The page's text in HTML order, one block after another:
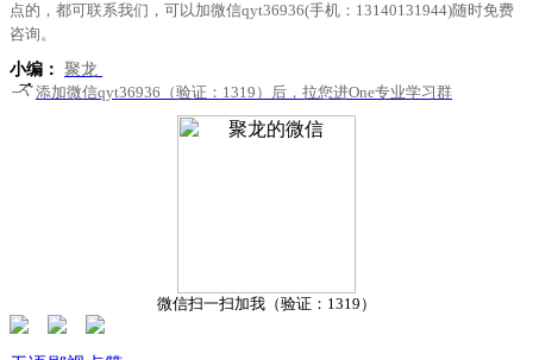
点的，都可联系我们，可以加微信qyt36936(手机：13140131944)随时免费
咨询。
小编： 聚龙
添加微信qyt36936（验证：1319）后，拉您进One专业学习群
微信扫一扫加我（验证：1319）